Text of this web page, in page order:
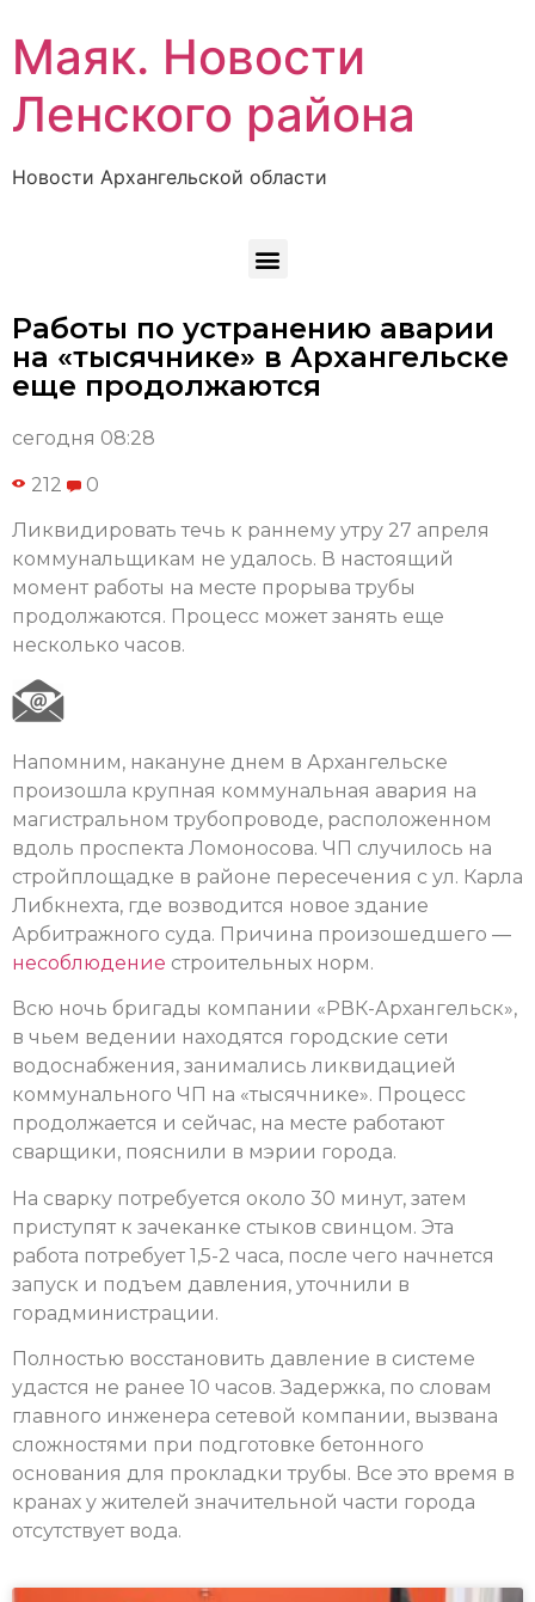
Маяк. Новости
Ленского района
Новости Архангельской области
Работы по устранению аварии
на «тысячнике» в Архангельске
еще продолжаются
сегодня 08:28
212 0
Ликвидировать течь к раннему утру 27 апреля
коммунальщикам не удалось. В настоящий
момент работы на месте прорыва трубы
продолжаются. Процесс может занять еще
несколько часов.
Напомним, накануне днем в Архангельске
произошла крупная коммунальная авария на
магистральном трубопроводе, расположенном
вдоль проспекта Ломоносова. ЧП случилось на
стройплощадке в районе пересечения с ул. Карла
Либкнехта, где возводится новое здание
Арбитражного суда. Причина произошедшего —
несоблюдение строительных норм.
Всю ночь бригады компании «РВК-Архангельск»,
в чьем ведении находятся городские сети
водоснабжения, занимались ликвидацией
коммунального ЧП на «тысячнике». Процесс
продолжается и сейчас, на месте работают
сварщики, пояснили в мэрии города.
На сварку потребуется около 30 минут, затем
приступят к зачеканке стыков свинцом. Эта
работа потребует 1,5-2 часа, после чего начнется
запуск и подъем давления, уточнили в
горадминистрации.
Полностью восстановить давление в системе
удастся не ранее 10 часов. Задержка, по словам
главного инженера сетевой компании, вызвана
сложностями при подготовке бетонного
основания для прокладки трубы. Все это время в
кранах у жителей значительной части города
отсутствует вода.